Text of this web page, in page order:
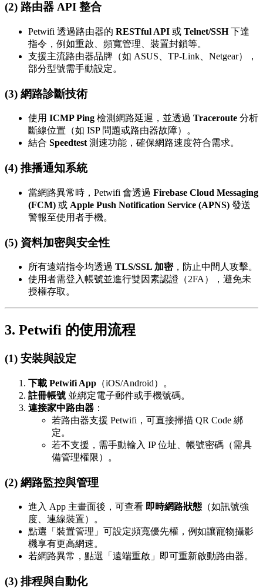
(2) 路由器 API 整合
Petwifi 透過路由器的 RESTful API 或 Telnet/SSH下達
指令，例如重啟、頻寬管理、裝置封鎖等。
支援主流路由器品牌（如 ASUS、TP-Link、Netgear），
部分型號需手動設定。
(3) 網路診斷技術
使用 ICMP Ping 檢測網路延遲，並透過 Traceroute 分析
斷線位置（如 ISP 問題或路由器故障）。
結合 Speedtest測速功能，確保網路速度符合需求。
(4) 推播通知系統
當網路異常時，Petwifi 會透過 Firebase Cloud Messaging
(FCM) 或 Apple Push Notification Service (APNS) 發送
警報至使用者手機。
(5) 資料加密與安全性
所有遠端指令均透過 TLS/SSL 加密，防止中間人攻擊。
使用者需登入帳號並進行雙因素認證（2FA），避免未
授權存取。
3. Petwifi 的使用流程
(1) 安裝與設定
下載 Petwifi App （iOS/Android）。
註冊帳號 並綁定電子郵件或手機號碼。
連接家中路由器 ：
若路由器支援 Petwifi，可直接掃描 QR Code 綁
定。
若不支援，需手動輸入 IP 位址、帳號密碼（需具
備管理權限）。
(2) 網路監控與管理
進入 App 主畫面後，可查看 即時網路狀態 （如訊號強
度、連線裝置）。
點選「裝置管理」可設定頻寬優先權，例如讓寵物攝影
機享有更高網速。
若網路異常，點選「遠端重啟」即可重新啟動路由器。
(3) 排程與自動化